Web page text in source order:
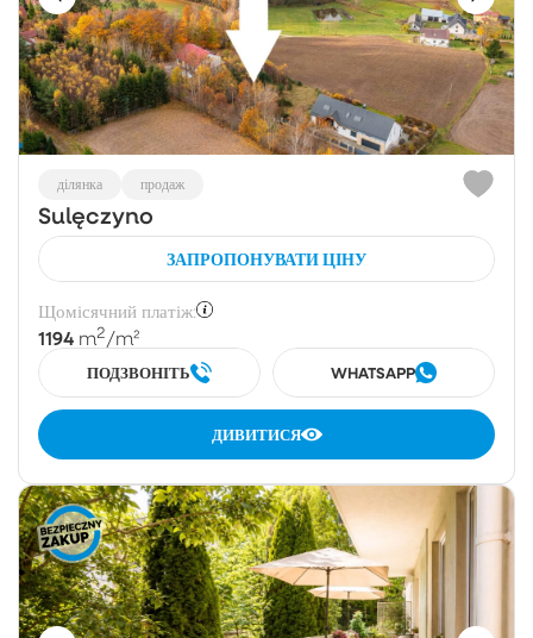
ділянка продаж
Sulęczyno
ЗАПРОПОНУВАТИ ЦІНУ
Щомісячний платіж:
1194 m2/m²
ПОДЗВОНІТЬ WHATSAPP
ДИВИТИСЯ